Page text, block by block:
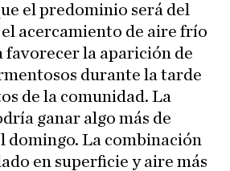
el predominio será del
acercamiento de aire frío
favorecer la aparición de
durante la tarde
de la comunidad. La
ganar algo más de
domingo. La combinación
en superficie y aire más